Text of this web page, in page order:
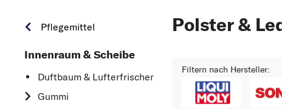
Pflegemittel
Innenraum & Scheibe
Duftbaum & Lufterfrischer
Gummi
Polster &
Filtern nach Hersteller: